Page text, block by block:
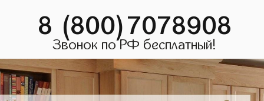
8 (800)7078908
Звонок по РФ бесплатный!